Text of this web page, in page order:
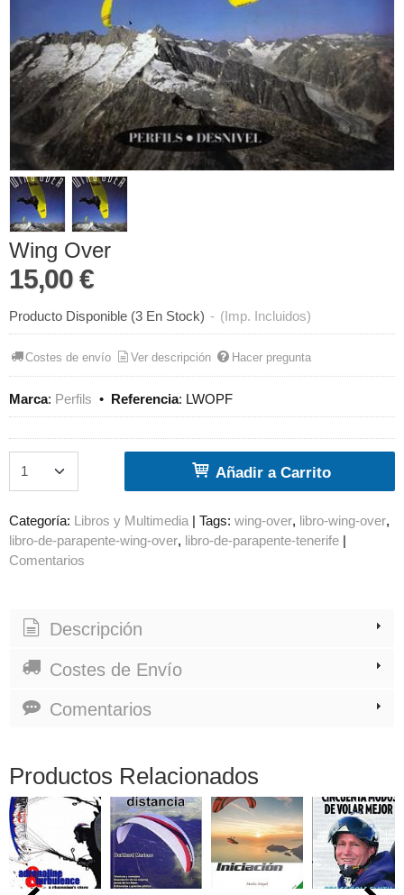
Wing Over
15,00 €
Producto Disponible (3 En Stock) - (Imp. Incluidos)
Costes de envío Ver descripción Hacer pregunta
Marca: Perfils • Referencia: LWOPF
Añadir a Carrito
Categoría: Libros y Multimedia | Tags: wing-over libro-wing-over
libro-de-parapente-wing-over libro-de-parapente-tenerife |
Comentarios
Descripción
Costes de Envío
Comentarios
Productos Relacionados